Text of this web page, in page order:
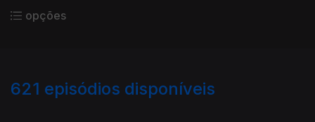
opções
621 episódios disponíveis